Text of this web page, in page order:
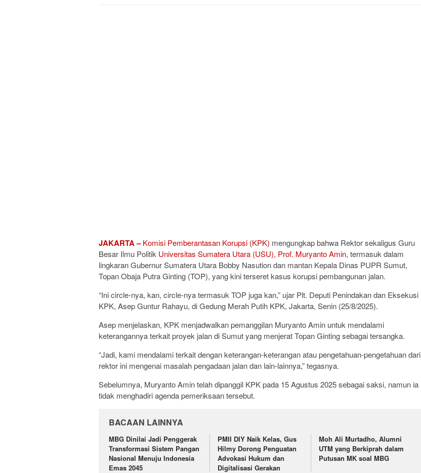
JAKARTA – Komisi Pemberantasan Korupsi (KPK) mengungkap bahwa Rektor sekaligus Guru
Besar Ilmu Politik Universitas Sumatera Utara (USU), Prof. Muryanto Amin, termasuk dalam
lingkaran Gubernur Sumatera Utara Bobby Nasution dan mantan Kepala Dinas PUPR Sumut,
Topan Obaja Putra Ginting (TOP), yang kini terseret kasus korupsi pembangunan jalan.
“Ini circle-nya, kan, circle-nya termasuk TOP juga kan,” ujar Plt. Deputi Penindakan dan Eksekusi
KPK, Asep Guntur Rahayu, di Gedung Merah Putih KPK, Jakarta, Senin (25/8/2025).
Asep menjelaskan, KPK menjadwalkan pemanggilan Muryanto Amin untuk mendalami
keterangannya terkait proyek jalan di Sumut yang menjerat Topan Ginting sebagai tersangka.
“Jadi, kami mendalami terkait dengan keterangan-keterangan atau pengetahuan-pengetahuan dari
rektor ini mengenai masalah pengadaan jalan dan lain-lainnya,” tegasnya.
Sebelumnya, Muryanto Amin telah dipanggil KPK pada 15 Agustus 2025 sebagai saksi, namun ia
tidak menghadiri agenda pemeriksaan tersebut.
BACAAN LAINNYA
MBG Dinilai Jadi Penggerak
Transformasi Sistem Pangan
Nasional Menuju Indonesia
Emas 2045
PMII DIY Naik Kelas, Gus
Hilmy Dorong Penguatan
Advokasi Hukum dan
Digitalisasi Gerakan
Moh Ali Murtadho, Alumni
UTM yang Berkiprah dalam
Putusan MK soal MBG